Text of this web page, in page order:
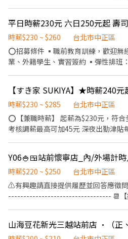
現作提供美味可口的日本國民美食-牛
餐環境、熱情用心的服務態度、平實
受用餐的樂趣。
------------------------- 【工作內容】
清理餐桌、安排座位、為顧客帶位 2.
供建議 3. 上水、上餐並提供有關用餐
和設備的清潔以及保養 🥦🥩《內場廚
飪前置備料作業 2. 各項定食及料理製
---------------------------- ⭕️歡迎對
積極認真的在校生加入，配合各大專
津貼！計時人員每小時薪資額外再加
總工時達100小時以上發放500元或達
✅一天中能排班最少4小時、每周最
排班一次，可彈性調整。 ✅假日能排班
時薪$230 ~ $260
台北市中正區
⭕招募條件 ▪職前教育訓練，歡迎無
業、外籍學生、實習簽約 ▪彈性排班
整理→料理製作→提供餐點→餐具清洗→庫
福利 ▪生日禮券 ▪不定期活動競賽獎
班費按每分鐘計算 ⭕企業魅力 ▪「以人為本」注重團隊合作及交
流，採納同仁的意見，提升參與感 ▪
有升遷加薪的機會 ▪享有完善的福利
計算，重視員工的辛勤付出 ▪計畫拓
時薪$230 ~ $285
台北市中正區
⭕【兼職時薪】 起薪為$230元，符合
考核調薪最高可加45元 深夜出勤津貼每小時
健檢 ★勞保、健保，6％勞退提撥 ⭕【工作說明】 《內場》:餐點製
作、食材備料、進貨盤點 《外場》:接
整潔 ★開朗活潑有笑容 ★ＳＯＰ專業流程 ★無經驗可 ★提供完善
現作提供美味可口的日本國民美食-牛
餐環境、熱情用心的服務態度、平實
時薪$220 ~ $250
台北市中正區
⚠️有興趣請直接提供履歷並回答應
---------------------------------- 📆【排
------------------------- 【工作內容】